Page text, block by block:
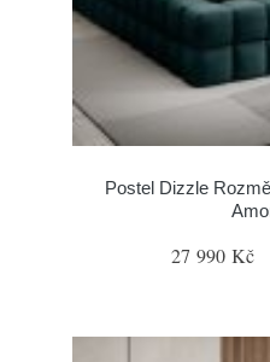
Postel Dizzle
27 990 Kč